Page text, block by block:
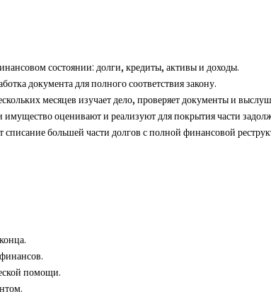
состоянии: долги, кредиты, активы и доходы.
документа для полного соответствия закону.
месяцев изучает дело, проверяет документы и
оценивают и реализуют для покрытия части
большей части долгов с полной финансовой
помощи.